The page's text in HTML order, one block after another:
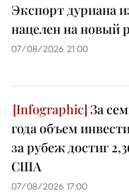
Экспорт дуриана
нацелен на новый
07/08/2026 21:00
За
года объем
за рубеж достиг
США
07/08/2026 17:00